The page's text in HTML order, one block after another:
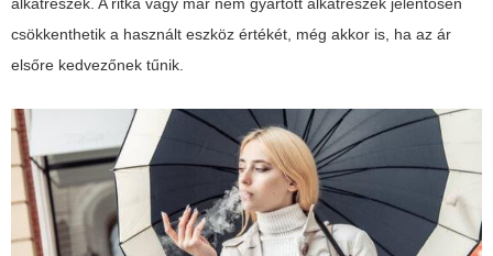
alkatrészek. A ritka vagy már nem gyártott alkatrészek jelentősen
csökkenthetik a használt eszköz értékét, még akkor is, ha az ár
elsőre kedvezőnek tűnik.